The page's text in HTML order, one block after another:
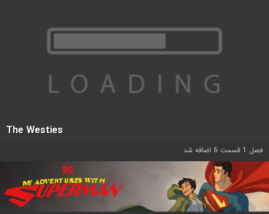
The Westies
فصل 1 قسمت 6 اضافه شد